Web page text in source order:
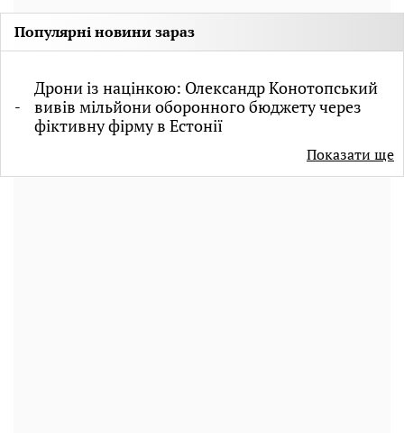
Популярні новини зараз
Дрони із націнкою: Олександр Конотопський
вивів мільйони оборонного бюджету через
фіктивну фірму в Естонії
Показати ще